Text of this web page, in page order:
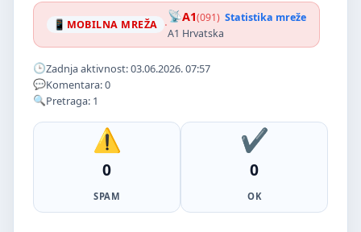
MOBILNA MREŽA · A1(091) Statistika mreže
A1 Hrvatska
Zadnja aktivnost: 03.06.2026. 07:57
Komentara: 0
Pretraga: 1
0
SPAM
0
OK